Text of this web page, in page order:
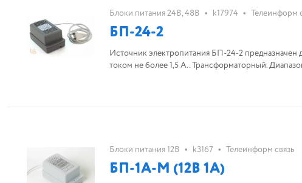
Блоки питания 24В, 48В • k17974 • Телеинформ
БП-24-2
Источник электропитания БП-24-2
током не более 1,5 А.. Трансформаторный.
Блоки питания 12В • k3167 • Телеинформ связь
БП-1А-М (12В 1А)